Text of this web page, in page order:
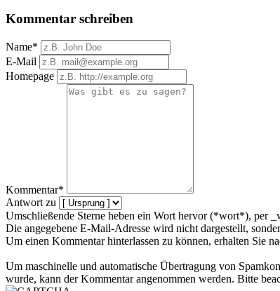
Kommentar schreiben
Name*
E-Mail
Homepage
Kommentar*
Antwort zu
Umschließende Sterne heben ein Wort hervor (*wort*), per
Die angegebene E-Mail-Adresse wird nicht dargestellt,
Um einen Kommentar hinterlassen zu können, erhalten Sie
Um maschinelle und automatische Übertragung von
wurde, kann der Kommentar angenommen werden. Bitte